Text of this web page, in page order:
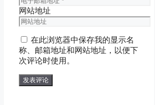
网站地址
在此浏览器中保存我的显示名
称、邮箱地址和网站地址，以便下
次评论时使用。